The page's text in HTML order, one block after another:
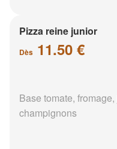
Pizza reine junior
Dès 11.50 €
Base tomate,
champignons